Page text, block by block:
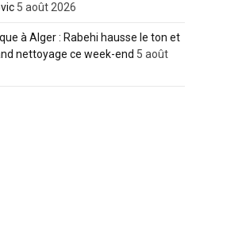
5 août 2026
à Alger : Rabehi hausse le ton et
nettoyage ce week-end 5 août